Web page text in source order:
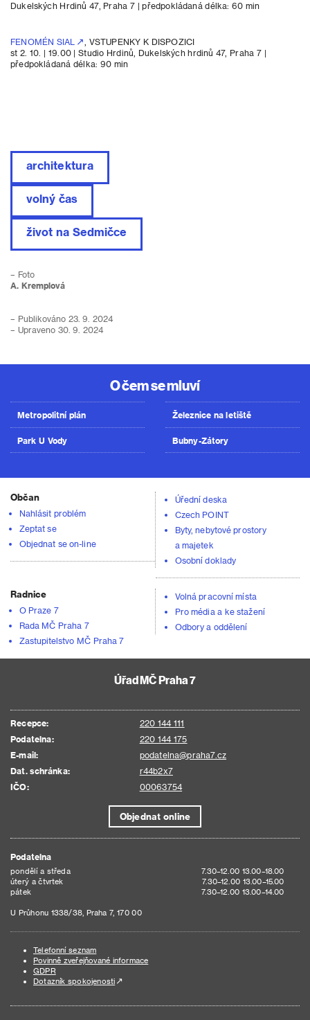
Dukelských Hrdinů 47, Praha 7 | předpokládaná délka: 60 min
FENOMÉN SIAL
, VSTUPENKY K DISPOZICI
st 2. 10. | 19.00 | Studio Hrdinů, Dukelských hrdinů 47, Praha 7 |
předpokládaná délka: 90 min
architektura
volný čas
život na Sedmičce
– Foto
A. Kremplová
– Publikováno 23. 9. 2024
– Upraveno 30. 9. 2024
O čem se mluví
Metropolitní plán
Park U Vody
Železnice na letiště
Bubny-Zátory
Občan
Nahlásit problém
Zeptat se
Objednat se on-line
Úřední deska
Czech POINT
Byty, nebytové prostory
a majetek
Osobní doklady
Radnice
O Praze 7
Rada MČ Praha 7
Zastupitelstvo MČ Praha 7
Volná pracovní místa
Pro média a ke stažení
Odbory a oddělení
Úřad MČ Praha 7
Recepce:
220 144 111
Podatelna:
220 144 175
E-mail:
podatelna@praha7.cz
Dat. schránka:
r44b2x7
IČO:
00063754
Objednat online
Podatelna
pondělí a středa
7.30–12.00 13.00–18.00
úterý a čtvrtek
7.30–12.00 13.00–15.00
pátek
7.30–12.00 13.00–14.00
U Průhonu 1338/38, Praha 7, 170 00
Telefonní seznam
Povinně zveřejňované informace
GDPR
Dotazník spokojenosti